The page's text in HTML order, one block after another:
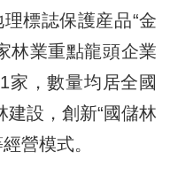
標誌保護産品“金
林業重點龍頭企業
家，數量均居全國
設，創新“國儲林
營模式。